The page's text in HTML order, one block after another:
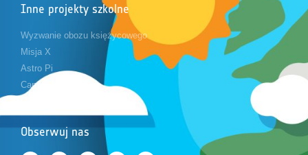
Inne projekty szkolne
Wyzwanie obozu księżycowego
Misja X
Astro Pi
CanSat
Obserwuj nas